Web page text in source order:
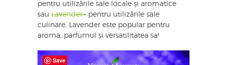
pentru utilizările sale locale și aromatice
sau Lavender+ pentru utilizările sale
culinare, Lavender este popular pentru
aroma, parfumul și versatilitatea sa!
Save